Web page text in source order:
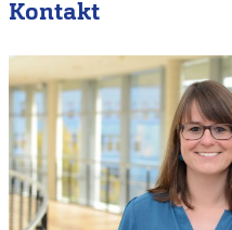
Kontakt